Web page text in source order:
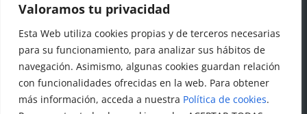
Valoramos tu privacidad
Esta Web utiliza cookies propias y de terceros necesarias
para su funcionamiento, para analizar sus hábitos de
navegación. Asimismo, algunas cookies guardan relación
con funcionalidades ofrecidas en la web. Para obtener
más información, acceda a nuestra Política de cookies.
DATOS DE CONTACTO
Ayto. de Talamanca de Jarama
C/Fuente del Arca, 19 28160 Talamanca de